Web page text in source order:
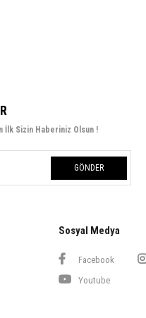
İlk Sizin Haberiniz Olsun !
GÖNDER
Sosyal Medya
Facebook
Youtube